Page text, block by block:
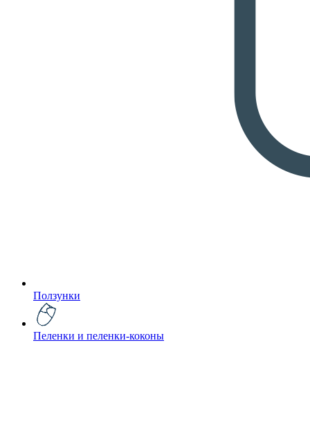
Ползунки
Пеленки и пеленки-коконы